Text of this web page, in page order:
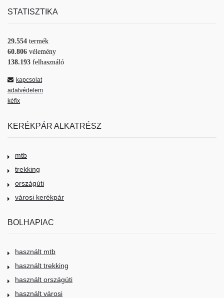
STATISZTIKA
29.554 termék
60.806 vélemény
138.193 felhasználó
kapcsolat
adatvédelem
kéfix
KERÉKPÁR ALKATRÉSZ
mtb
trekking
országúti
városi kerékpár
BOLHAPIAC
használt mtb
használt trekking
használt országúti
használt városi